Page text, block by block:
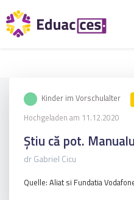
Kinder im Vorschulalter
Hochgeladen am 11.12.2020
Știu că pot.
dr Gabriel Cicu
Quelle: Aliat si Fundatia